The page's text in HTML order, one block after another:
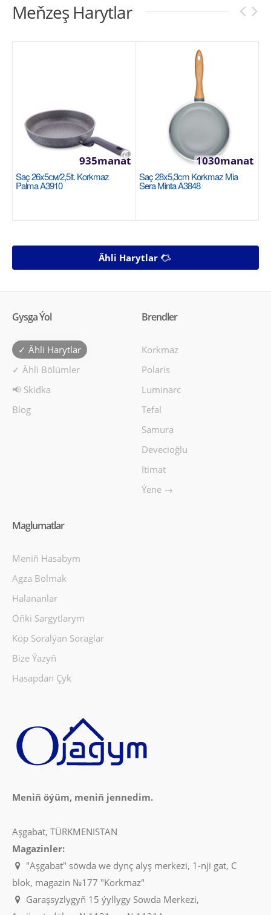
Meňzeş Harytlar
Saç 26x5см/2,5lt. Korkmaz
Palma A3910
935manat
Saç 28x5,3cm Korkmaz Mia
Sera Minta A3848
1030manat
Ähli Harytlar
Gysga Ýol
✓ Ähli Harytlar
✓ Ähli Bölümler
📢 Skidka
Blog
Brendler
Korkmaz
Polaris
Luminarc
Tefal
Samura
Devecioğlu
Itimat
Ýene →
Maglumatlar
Meniň Hasabym
Agza Bolmak
Halananlar
Öňki Sargytlarym
Köp Soralýan Soraglar
Bize Ýazyň
Hasapdan Çyk
Meniň öýüm, meniň jennedim.
Aşgabat, TÜRKMENISTAN
Magazinler:
"Aşgabat" söwda we dynç alyş merkezi, 1-nji gat, C
blok, magazin №177 "Korkmaz"
Garaşsyzlygyň 15 ýyllygy Söwda Merkezi,